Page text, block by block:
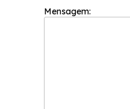
Mensagem: